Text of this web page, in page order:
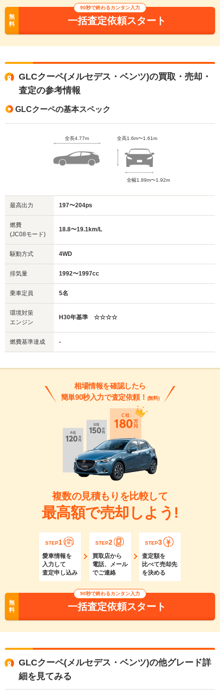
無
料
90秒で終わるカンタン入力
一括査定依頼スタート
GLCクーペ(メルセデス・ベンツ)の買取・売却・
査定の参考情報
GLCクーペの基本スペック
全長4.77m 全高1.6m〜1.61m
全幅1.89m〜1.92m
最高出力 197〜204ps
燃費
(JC08モード)
18.8〜19.1km/L
駆動方式 4WD
排気量 1992〜1997cc
乗車定員 5名
環境対策
エンジン
H30年基準 ☆☆☆☆
燃費基準達成 -
相場情報を確認したら
簡単90秒入力で査定依頼！ (無料)
複数の見積もりを比較して
最高額で売却しよう!
STEP1
愛車情報を
入力して
査定申し込み
STEP2
買取店から
電話、メール
でご連絡
STEP3
査定額を
比べて売却先
を決める
無
料
90秒で終わるカンタン入力
一括査定依頼スタート
GLCクーペ(メルセデス・ベンツ)の他グレード詳
細を見てみる